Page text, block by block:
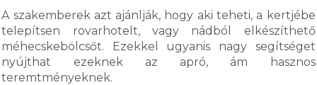
A szakemberek azt ajánlják, hogy aki teheti, a kertjébe
telepítsen rovarhotelt, vagy nádból elkészíthető
méhecskebölcsőt. Ezekkel ugyanis nagy segítséget
nyújthat ezeknek az apró, ám hasznos
teremtményeknek.